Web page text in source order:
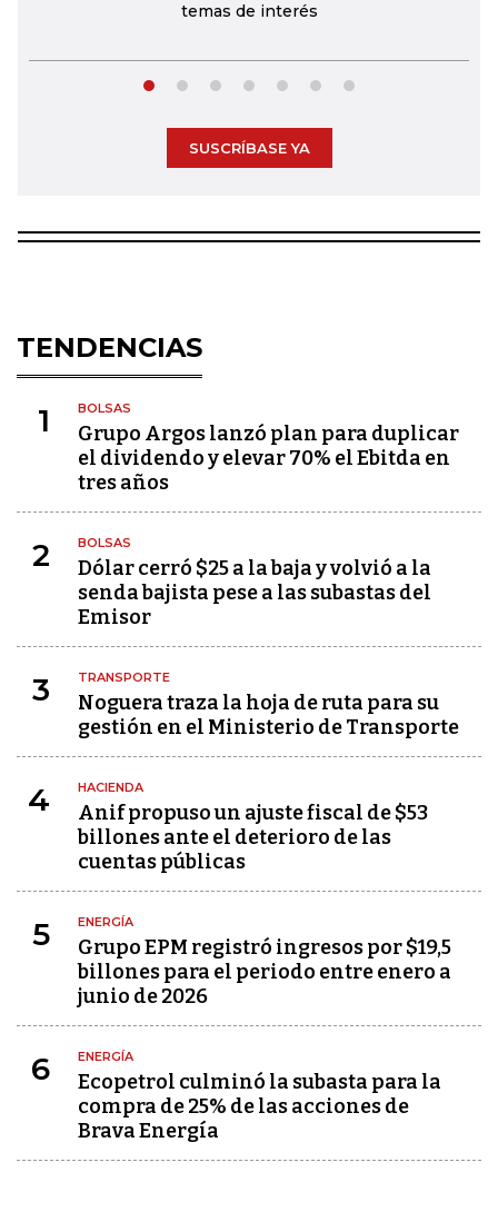
temas de interés
SUSCRÍBASE YA
TENDENCIAS
1 BOLSAS
Grupo Argos lanzó plan para duplicar
el dividendo y elevar 70% el Ebitda en
tres años
2 BOLSAS
Dólar cerró $25 a la baja y volvió a la
senda bajista pese a las subastas del
Emisor
3 TRANSPORTE
Noguera traza la hoja de ruta para su
gestión en el Ministerio de Transporte
4 HACIENDA
Anif propuso un ajuste fiscal de $53
billones ante el deterioro de las
cuentas públicas
5 ENERGÍA
Grupo EPM registró ingresos por $19,5
billones para el periodo entre enero a
junio de 2026
6 ENERGÍA
Ecopetrol culminó la subasta para la
compra de 25% de las acciones de
Brava Energía